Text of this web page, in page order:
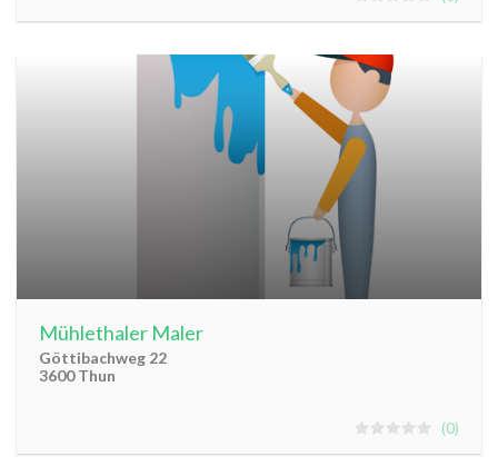
Mühlethaler Maler
Göttibachweg 22
3600 Thun
0